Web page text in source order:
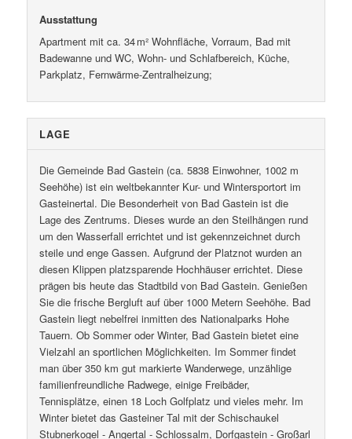
Ausstattung
Apartment mit ca. 34 m² Wohnfläche, Vorraum, Bad mit
Badewanne und WC, Wohn- und Schlafbereich, Küche,
Parkplatz, Fernwärme-Zentralheizung;
LAGE
Die Gemeinde Bad Gastein (ca. 5838 Einwohner, 1002 m
Seehöhe) ist ein weltbekannter Kur- und Wintersportort im
Gasteinertal. Die Besonderheit von Bad Gastein ist die
Lage des Zentrums. Dieses wurde an den Steilhängen rund
um den Wasserfall errichtet und ist gekennzeichnet durch
steile und enge Gassen. Aufgrund der Platznot wurden an
diesen Klippen platzsparende Hochhäuser errichtet. Diese
prägen bis heute das Stadtbild von Bad Gastein. Genießen
Sie die frische Bergluft auf über 1000 Metern Seehöhe. Bad
Gastein liegt nebelfrei inmitten des Nationalparks Hohe
Tauern. Ob Sommer oder Winter, Bad Gastein bietet eine
Vielzahl an sportlichen Möglichkeiten. Im Sommer findet
man über 350 km gut markierte Wanderwege, unzählige
familienfreundliche Radwege, einige Freibäder,
Tennisplätze, einen 18 Loch Golfplatz und vieles mehr. Im
Winter bietet das Gasteiner Tal mit der Schischaukel
Stubnerkogel - Angertal - Schlossalm, Dorfgastein - Großarl